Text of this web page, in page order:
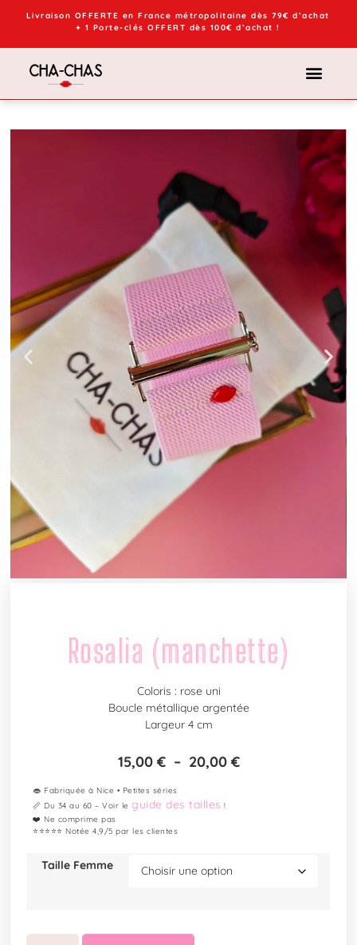
Livraison OFFERTE en France métropolitaine dès 79€ d’achat
+ 1 Porte-clés OFFERT dès 100€ d’achat !
Rosalia (manchette)
Coloris : rose uni
Boucle métallique argentée
Largeur 4 cm
15,00 € – 20,00 €
👄 Fabriquée à Nice • Petites séries
📏 Du 34 au 60 – Voir leguide des tailles !
❤️ Ne comprime pas
⭐⭐⭐⭐⭐ Notée 4,9/5 par les clientes
Taille Femme